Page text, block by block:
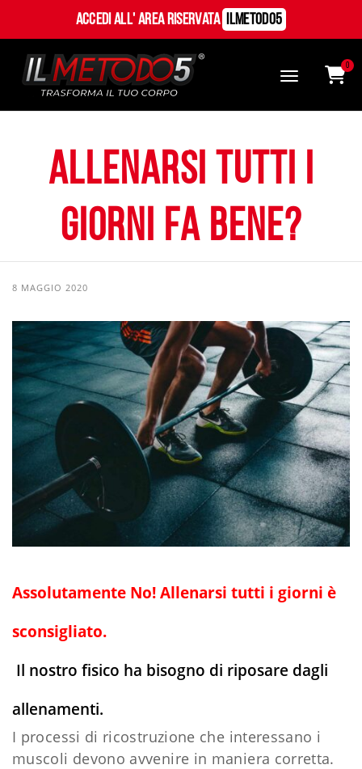
Accedi all' Area Riservata ILMetodo5
0
Allenarsi tutti i
giorni fa bene?
8 MAGGIO 2020
Assolutamente No! Allenarsi tutti i giorni è
sconsigliato.
Il nostro fisico ha bisogno di riposare dagli
allenamenti.
I processi di ricostruzione che interessano i
muscoli devono avvenire in maniera corretta.